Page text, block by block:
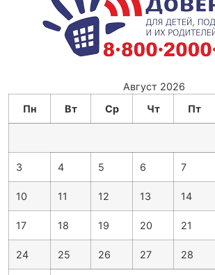
Август 2026
Пн
Вт Ср Чт Пт
3 4 5 6 7
10 11 12 13 14
17 18 19 20 21
24 25 26 27 28